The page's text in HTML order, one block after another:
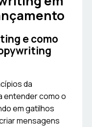
e como
da
entender como o
em gatilhos
mensagens